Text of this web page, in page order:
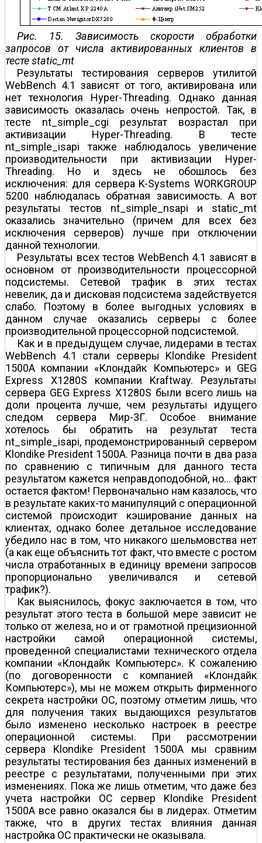
Рис. 15. Зависимость скорости обработки
запросов от числа активированных клиентов в
тесте static_mt
Результаты тестирования серверов утилитой
WebBench 4.1 зависят от того, активирована или
нет технология Hyper-Threading. Однако данная
зависимость оказалась очень непростой. Так, в
тесте nt_simple_cgi результат возрастал при
активизации Hyper-Threading. В тесте
nt_simple_isapi также наблюдалось увеличение
производительности при активизации Hyper-
Threading. Но и здесь не обошлось без
исключения: для сервера K-Systems WORKGROUP
5200 наблюдалась обратная зависимость. А вот
результаты тестов nt_simple_nsapi и static_mt
оказались значительно (причем для всех без
исключения серверов) лучше при отключении
данной технологии.
Результаты всех тестов WebBench 4.1 зависят в
основном от производительности процессорной
подсистемы. Сетевой трафик в этих тестах
невелик, да и дисковая подсистема задействуется
слабо. Поэтому в более выгодных условиях в
данном случае оказались серверы с более
производительной процессорной подсистемой.
Как и в предыдущем случае, лидерами в тестах
WebBench 4.1 стали серверы Klondike President
1500A компании «Клондайк Компьютерс» и GEG
Express X1280S компании Kraftway. Результаты
сервера GEG Express X1280S были всего лишь на
доли процента лучше, чем результаты идущего
следом сервера Мир-3Г. Особое внимание
хотелось бы обратить на результат теста
nt_simple_isapi, продемонстрированный сервером
Klondike President 1500A. Разница почти в два раза
по сравнению с типичным для данного теста
результатом кажется неправдоподобной, но… факт
остается фактом! Первоначально нам казалось, что
в результате каких-то манипуляций с операционной
системой происходит кэширование данных на
клиентах, однако более детальное исследование
убедило нас в том, что никакого шельмовства нет
(а как еще объяснить тот факт, что вместе с ростом
числа отработанных в единицу времени запросов
пропорционально увеличивался и сетевой
трафик?).
Как выяснилось, фокус заключается в том, что
результат этого теста в большой мере зависит не
только от железа, но и от грамотной прецизионной
настройки самой операционной системы,
проведенной специалистами технического отдела
компании «Клондайк Компьютерс». К сожалению
(по договоренности с компанией «Клондайк
Компьютерс»), мы не можем открыть фирменного
секрета настройки ОС, поэтому отметим лишь, что
для получения таких выдающихся результатов
было изменено несколько настроек в реестре
операционной системы. При рассмотрении
сервера Klondike President 1500A мы сравним
результаты тестирования без данных изменений в
реестре с результатами, полученными при этих
изменениях. Пока же лишь отметим, что даже без
учета настройки ОС сервер Klondike President
1500A все равно оказался бы в лидерах. Отметим
также, что в других тестах влияния данная
настройка ОС практически не оказывала.